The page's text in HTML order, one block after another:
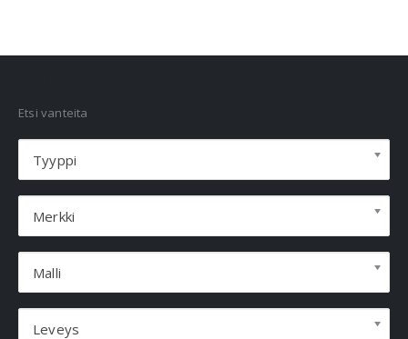
Etsi vanteita
Tyyppi
Merkki
Malli
Leveys